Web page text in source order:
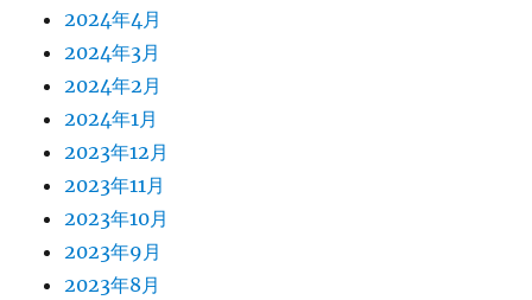
2024年4月
2024年3月
2024年2月
2024年1月
2023年12月
2023年11月
2023年10月
2023年9月
2023年8月